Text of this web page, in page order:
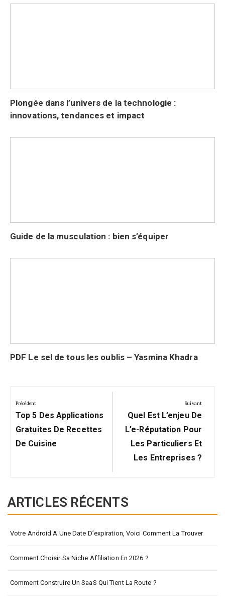
Plongée dans l’univers de la technologie :
innovations, tendances et impact
Guide de la musculation : bien s’équiper
PDF Le sel de tous les oublis – Yasmina Khadra
de
l’article
Précédent
Précédent:
Top 5 Des Applications
Gratuites De Recettes
De Cuisine
Suivant
Suivant:
Quel Est L’enjeu De
L’e-Réputation Pour
Les Particuliers Et
Les Entreprises ?
ARTICLES RÉCENTS
Votre Android A Une Date D’expiration, Voici Comment La Trouver
Comment Choisir Sa Niche Affiliation En 2026 ?
Comment Construire Un SaaS Qui Tient La Route ?